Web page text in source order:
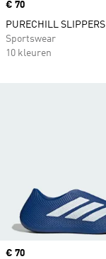
Price
€ 70
PURECHILL SLIPPERS
Sportswear
10 kleuren
Price
€ 70